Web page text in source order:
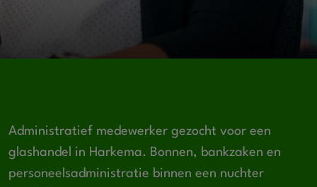
Administratief medewerker gezocht voor een
glashandel in Harkema. Bonnen, bankzaken en
personeelsadministratie binnen een nuchter